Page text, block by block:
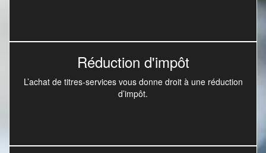
Réduction d'impôt
L’achat de titres-services vous donne droit à une réduction
d’impôt.